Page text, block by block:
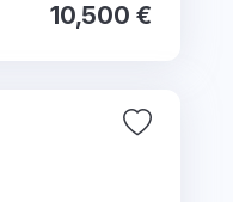
10,500 €